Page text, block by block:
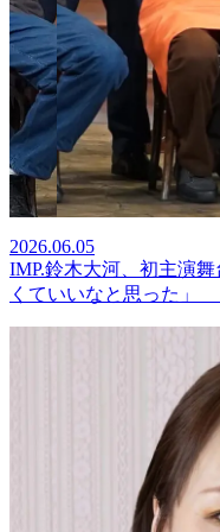
2026.06.05
IMP.鈴木大河、初主演
くていいなと思った」